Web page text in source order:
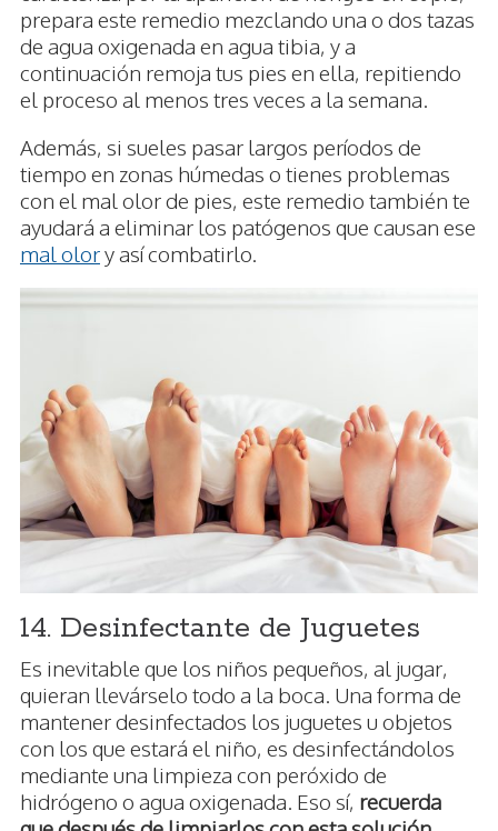
prepara este remedio mezclando una o dos tazas
de agua oxigenada en agua tibia, y a
continuación remoja tus pies en ella, repitiendo
el proceso al menos tres veces a la semana.
Además, si sueles pasar largos períodos de
tiempo en zonas húmedas o tienes problemas
con el mal olor de pies, este remedio también te
ayudará a eliminar los patógenos que causan ese
mal olory así combatirlo.
14. Desinfectante de Juguetes
Es inevitable que los niños pequeños, al jugar,
quieran llevárselo todo a la boca. Una forma de
mantener desinfectados los juguetes u objetos
con los que estará el niño, es desinfectándolos
mediante una limpieza con peróxido de
hidrógeno o agua oxigenada. Eso sí, recuerda